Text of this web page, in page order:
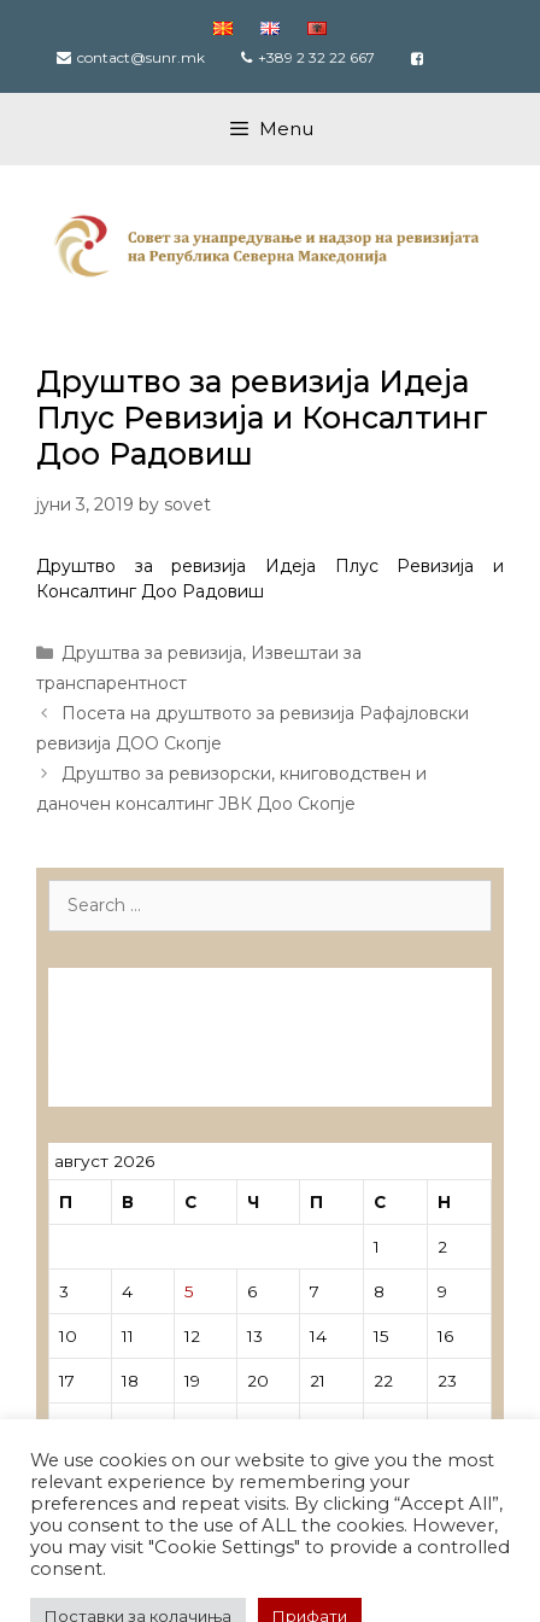
content contact@sunr.mk +389 2 32 22 667
Menu
Друштво за ревизија Идеја
Плус Ревизија и Консалтинг
Доо Радовиш
јуни 3, 2019 by sovet
Друштво за ревизија Идеја Плус Ревизија и
Консалтинг Доо Радовиш
Categories
Друштва за ревизија, Извештаи за
транспарентност
Post
navigation
Посета на друштвото за ревизија Рафајловски
ревизија ДОО Скопје
Друштво за ревизорски, книговодствен и
даночен консалтинг ЈВК Доо Скопје
Search
август 2026
П В С Ч П С Н
1 2
3 4 5 6 7 8 9
10 11 12 13 14 15 16
17 18 19 20 21 22 23
31
« Јун
We use cookies on our website to give you the most
relevant experience by remembering your
preferences and repeat visits. By clicking “Accept All”,
you consent to the use of ALL the cookies. However,
you may visit "Cookie Settings" to provide a controlled
consent.
Поставки за колачиња Прифати